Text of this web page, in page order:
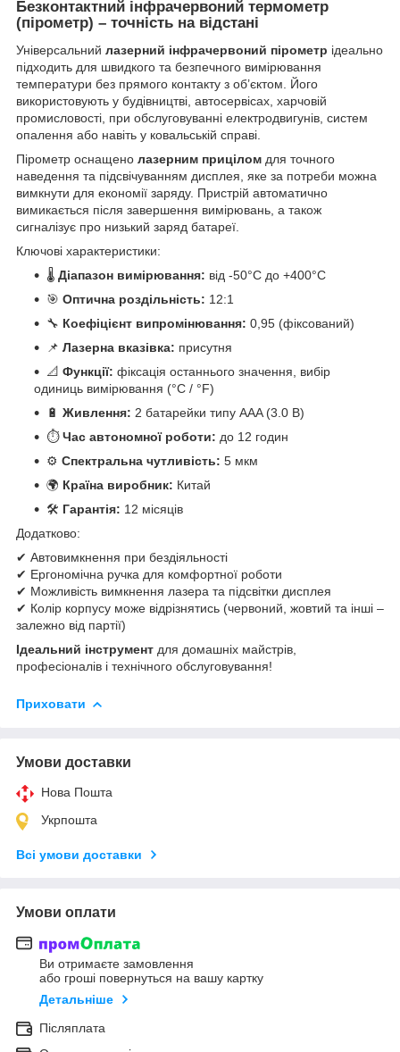
Безконтактний інфрачервоний термометр
(пірометр) – точність на відстані
Універсальний лазерний інфрачервоний пірометр ідеально
підходить для швидкого та безпечного вимірювання
температури без прямого контакту з об’єктом. Його
використовують у будівництві, автосервісах, харчовій
промисловості, при обслуговуванні електродвигунів, систем
опалення або навіть у ковальській справі.
Пірометр оснащено лазерним прицілом для точного
наведення та підсвічуванням дисплея, яке за потреби можна
вимкнути для економії заряду. Пристрій автоматично
вимикається після завершення вимірювань, а також
сигналізує про низький заряд батареї.
Ключові характеристики:
🌡 Діапазон вимірювання: від -50°C до +400°C
🎯 Оптична роздільність: 12:1
🔧 Коефіцієнт випромінювання: 0,95 (фіксований)
📌 Лазерна вказівка: присутня
📐 Функції: фіксація останнього значення, вибір
одиниць вимірювання (°C / °F)
🔋 Живлення: 2 батарейки типу AAA (3.0 В)
⏱Час автономної роботи: до 12 годин
⚙️ Спектральна чутливість: 5 мкм
🌍 Країна виробник: Китай
🛠 Гарантія: 12 місяців
Додатково:
✔ Автовимкнення при бездіяльності
✔ Ергономічна ручка для комфортної роботи
✔ Можливість вимкнення лазера та підсвітки дисплея
✔ Колір корпусу може відрізнятись (червоний, жовтий та інші –
залежно від партії)
Ідеальний інструмент для домашніх майстрів,
професіоналів і технічного обслуговування!
Приховати
Умови доставки
Нова Пошта
Укрпошта
Всі умови доставки
Умови оплати
Ви отримаєте замовлення
або гроші повернуться на вашу картку
Детальніше
Післяплата